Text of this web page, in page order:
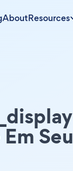
AboutResources
Seu